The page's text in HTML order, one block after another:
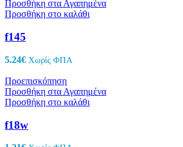
Προσθήκη στα Αγαπημένα
Προσθήκη στο καλάθι
f145
5.24€ Χωρίς ΦΠΑ
Προεπισκόπηση
Προσθήκη στα Αγαπημένα
Προσθήκη στο καλάθι
f18w